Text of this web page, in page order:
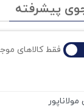
پیشرفته
فقط کالاهای